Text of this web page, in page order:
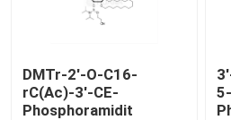
DMTr-2'-O-C16-
rC(Ac)-3'-CE-
Phosphoramidit